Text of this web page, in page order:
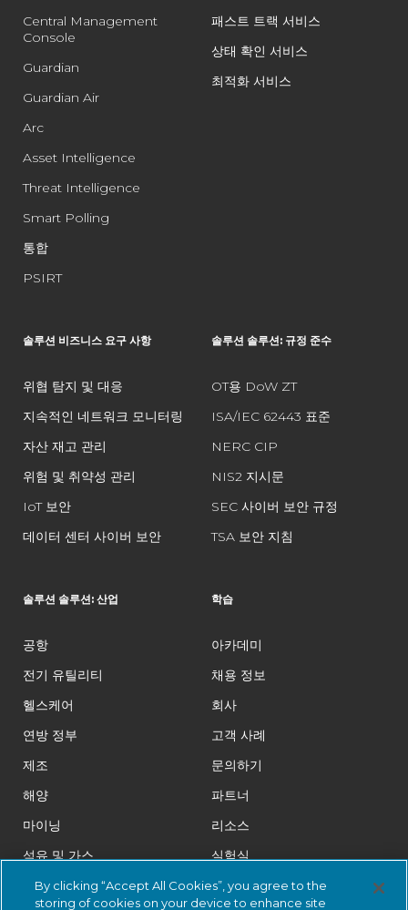
Central Management
Console
Guardian
Guardian Air
Arc
Asset Intelligence
Threat Intelligence
Smart Polling
통합
PSIRT
패스트 트랙 서비스
상태 확인 서비스
최적화 서비스
솔루션 비즈니스 요구 사항
위협 탐지 및 대응
지속적인 네트워크 모니터링
자산 재고 관리
위험 및 취약성 관리
IoT 보안
데이터 센터 사이버 보안
솔루션 솔루션: 규정 준수
OT용 DoW ZT
ISA/IEC 62443 표준
NERC CIP
NIS2 지시문
SEC 사이버 보안 규정
TSA 보안 지침
솔루션 솔루션: 산업
공항
전기 유틸리티
헬스케어
연방 정부
제조
해양
마이닝
석유 및 가스
제약
학습
아카데미
채용 정보
회사
고객 사례
문의하기
파트너
리소스
실험실
법률
By clicking “Accept All Cookies”, you agree to the
storing of cookies on your device to enhance site